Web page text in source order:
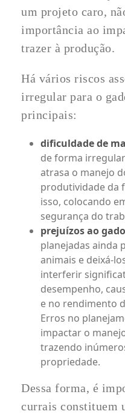
um projeto caro,
importância ao
trazer à produção.
Há vários riscos
irregular para o
principais:
dificuldade de
de forma
atrasa o manejo
produtividade da
isso, colocando
segurança do
prejuízos ao gado
planejadas ainda
animais e deixá-
interferir
desempenho,
e no rendimento
Erros no
impactar o
trazendo
propriedade.
Dessa forma, é
currais constituem